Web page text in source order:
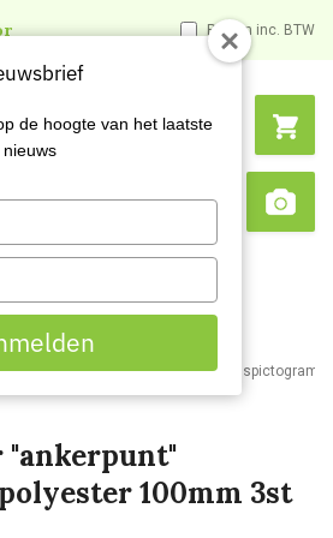
Prijzen inc. BTW
Search
Signalisatie
100mm 3st
de hoogte van het laatste
nieuws